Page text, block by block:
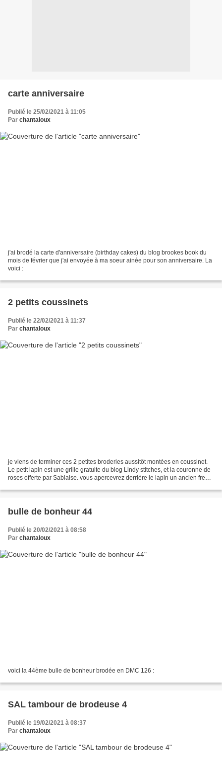
carte anniversaire
Publié le 25/02/2021 à 11:05
Par chantaloux
j'ai brodé la carte d'anniversaire (birthday cakes) du blog brookes book du
mois de février que j'ai envoyée à ma soeur ainée pour son anniversaire. La
voici :
2 petits coussinets
Publié le 22/02/2021 à 11:37
Par chantaloux
je viens de terminer ces 2 petites broderies aussitôt montées en coussinet.
Le petit lapin est une grille gratuite du blog Lindy stitches, et la couronne de
roses offerte par Sablaise. vous apercevrez derrière le lapin un ancien free
bulle de bonheur 44
Publié le 20/02/2021 à 08:58
Par chantaloux
voici la 44ème bulle de bonheur brodée en DMC 126 :
SAL tambour de brodeuse 4
Publié le 19/02/2021 à 08:37
Par chantaloux